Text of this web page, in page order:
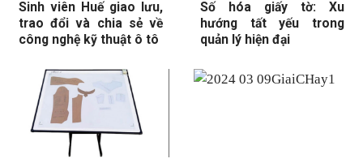
Sinh viên Huế giao lưu,
trao đổi và chia sẻ về
công nghệ kỹ thuật ô tô
Số hóa giấy tờ: Xu
hướng tất yếu trong
quản lý hiện đại